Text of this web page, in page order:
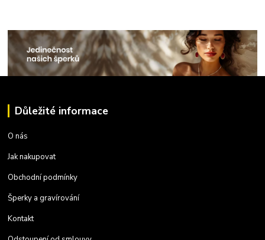
Důležité informace
O nás
Jak nakupovat
Obchodní podmínky
Šperky a gravírování
Kontakt